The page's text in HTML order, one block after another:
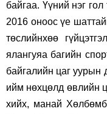
байгаа. Үүний нэг
2016 оноос үе
төслийнхөө
ялангуяа багийн
байгалийн цаг
ийм нөхцөлд өвлийн
хийх, манай